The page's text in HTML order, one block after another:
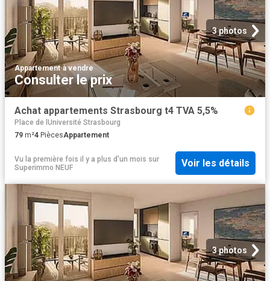
3 photos
Appartement·à vendre
Consulter le prix
Achat appartements Strasbourg t4 TVA 5,5%
Place de lUniversité Strasbourg
79 m²4 PiècesAppartement
Vu la première fois il y a plus d'un mois sur
Superimmo NEUF
Voir les détails
3 photos